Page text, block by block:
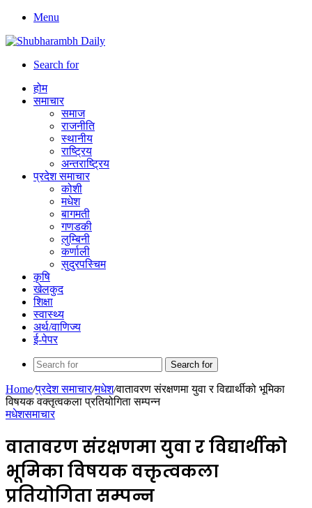
Menu
Search for
होम
समाचार
समाज
राजनीति
स्थानीय
राष्ट्रिय
अन्तराष्ट्रिय
प्रदेश समाचार
कोशी
मधेश
बागमती
गणडकी
लुम्बिनी
कर्णाली
सुदुरपस्चिम
कृषि
खेलकुद
शिक्षा
स्वास्थ्य
अर्थ/वाणिज्य
ई-पेपर
Search for
Home/प्रदेश समाचार/मधेश/वातावरण संरक्षणमा युवा र विद्यार्थीको भूमिका
विषयक वक्तृत्वकला प्रतियोगिता सम्पन्न
मधेशसमाचार
वातावरण संरक्षणमा युवा र विद्यार्थीको
भूमिका विषयक वक्तृत्वकला
प्रतियोगिता सम्पन्न